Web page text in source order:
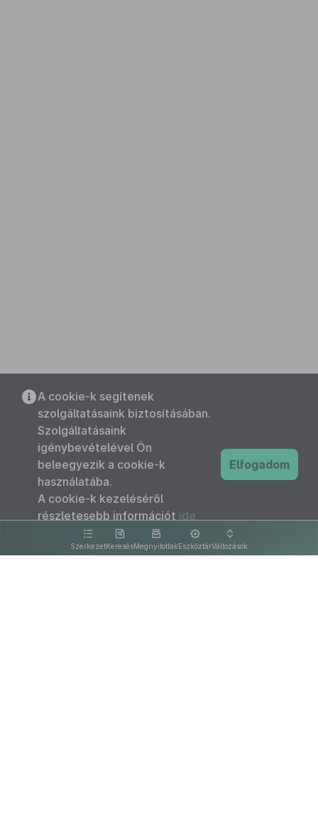
SzerkezetKeresésMegnyitottakEszköztárVáltozások
A cookie-k segítenek
szolgáltatásaink biztosításában.
Szolgáltatásaink
igénybevételével Ön
beleegyezik a cookie-k
használatába.
A cookie-k kezeléséről
részletesebb információt ide
kattintva olvashat.
Elfogadom